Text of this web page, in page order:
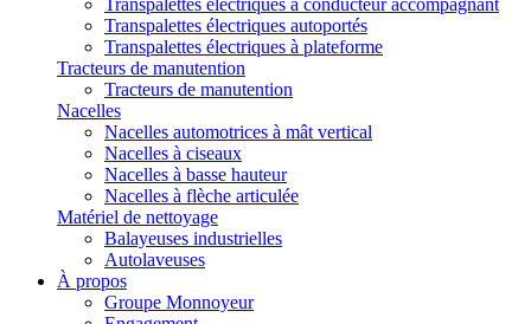
Transpalettes électriques à conducteur accompagnant
Transpalettes électriques autoportés
Transpalettes électriques à plateforme
Tracteurs de manutention
Tracteurs de manutention
Nacelles
Nacelles automotrices à mât vertical
Nacelles à ciseaux
Nacelles à basse hauteur
Nacelles à flèche articulée
Matériel de nettoyage
Balayeuses industrielles
Autolaveuses
À propos
Groupe Monnoyeur